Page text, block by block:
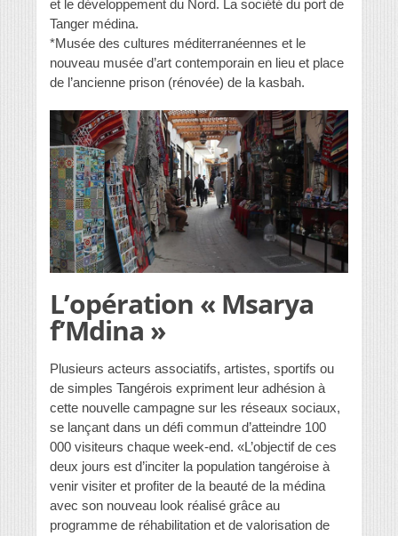
et le développement du Nord. La société du port de
Tanger médina.
*Musée des cultures méditerranéennes et le
nouveau musée d’art contemporain en lieu et place
de l’ancienne prison (rénovée) de la kasbah.
L’opération « Msarya
f’Mdina »
Plusieurs acteurs associatifs, artistes, sportifs ou
de simples Tangérois expriment leur adhésion à
cette nouvelle campagne sur les réseaux sociaux,
se lançant dans un défi commun d’atteindre 100
000 visiteurs chaque week-end. «L’objectif de ces
deux jours est d’inciter la population tangéroise à
venir visiter et profiter de la beauté de la médina
avec son nouveau look réalisé grâce au
programme de réhabilitation et de valorisation de